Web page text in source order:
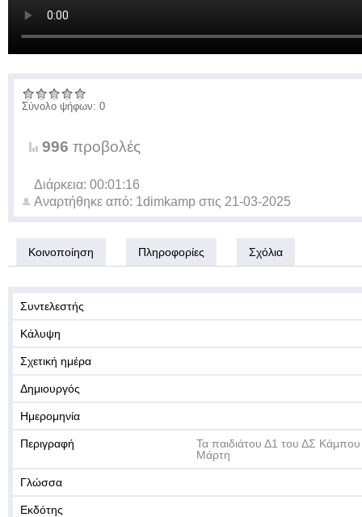
Σύνολο ψήφων: 0
996 προβολές
Διάρκεια: 00:01:16
Αναρτήθηκε από: 1dimkamp στις 21-03-2025
Κοινοποίηση Πληροφορίες Σχόλια
Συντελεστής
Κάλυψη
Σχετική ημέρα
Δημιουργός
Ημερομηνία
Περιγραφή
Τα παιδιάτου Δ1 του ΔΣ
Μάρτη
Γλώσσα
Εκδότης